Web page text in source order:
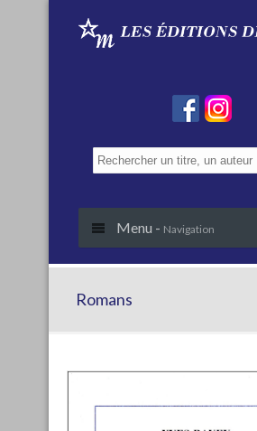
Menu - Navigation
Romans